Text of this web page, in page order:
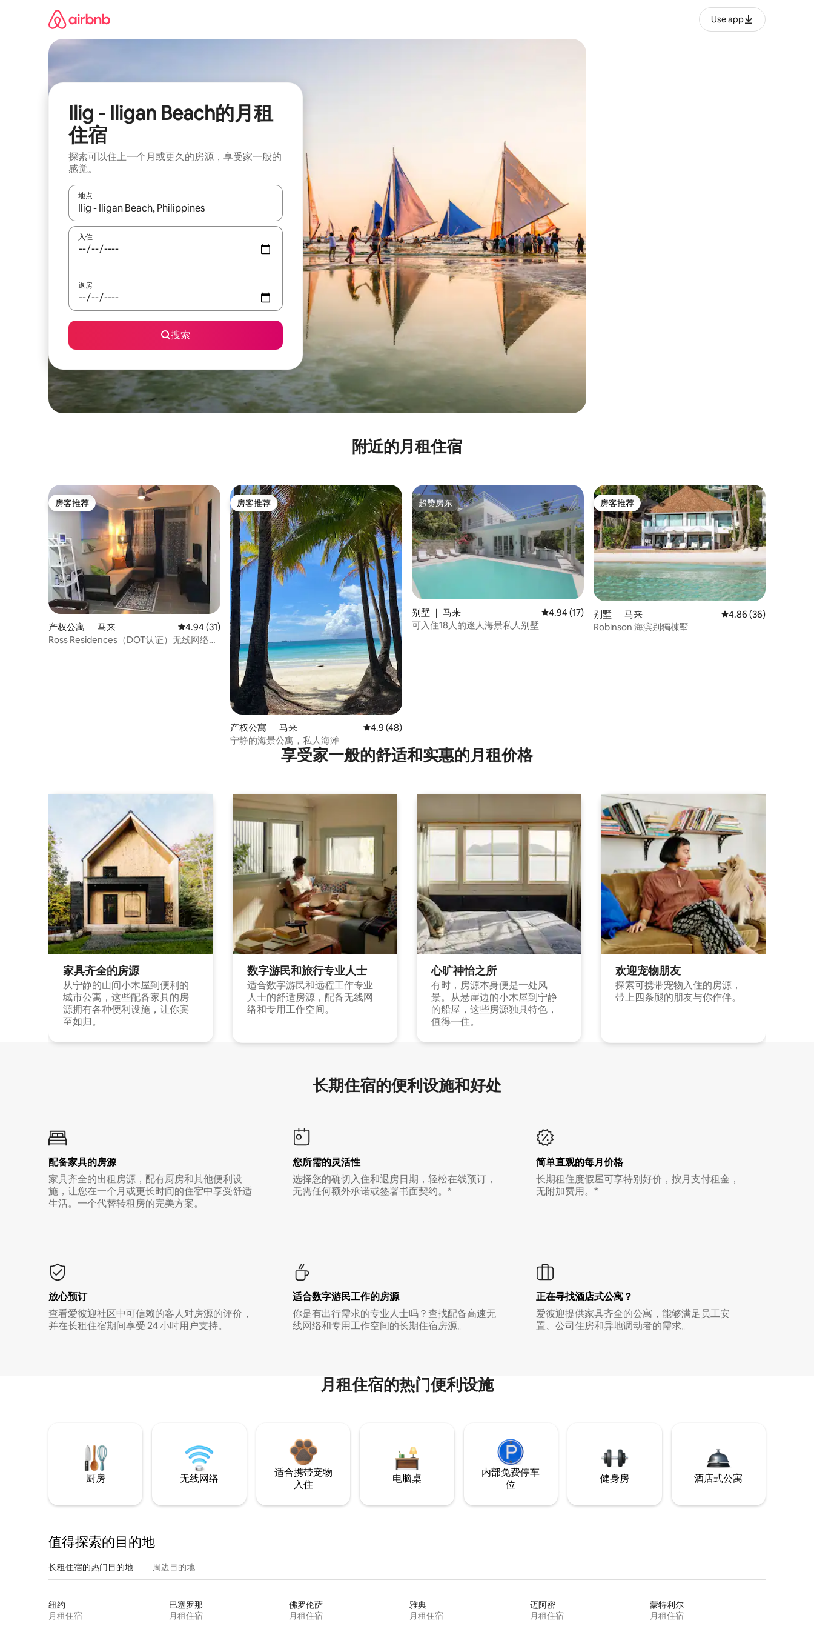
Use app
Ilig - Iligan Beach的月租
住宿
探索可以住上一个月或更久的房源，享受家一般的
感觉。
地点
如有搜索结果，请使用上下方向键查看，或通过点击或滑动手势浏览。
入住
退房
搜索
附近的月租住宿
房客推荐
房客推荐
产权公寓 ｜ 马来 平均评分 4.94 分（满分 5 分），共 31 条评价
4.94 (31)
Ross Residences（DOT认证）无线网络
房客推荐
房客推荐
产权公寓 ｜ 马来 平均评分 4.9 分（满分 5 分），共 48 条评价
4.9 (48)
宁静的海景公寓，私人海滩
超赞房东
超赞房东
别墅 ｜ 马来 平均评分 4.94 分（满分 5 分），共 17 条评价
4.94 (17)
可入住18人的迷人海景私人别墅
房客推荐
房客推荐
别墅 ｜ 马来 平均评分 4.86 分（满
4.86 (36)
Robinson 海滨别獨棟墅
享受家一般的舒适和实惠的月租价格
家具齐全的房源
从宁静的山间小木屋到便利的
城市公寓，这些配备家具的房
源拥有各种便利设施，让你宾
至如归。
数字游民和旅行专业人士
适合数字游民和远程工作专业
人士的舒适房源，配备无线网
络和专用工作空间。
心旷神怡之所
有时，房源本身便是一处风
景。从悬崖边的小木屋到宁静
的船屋，这些房源独具特色，
值得一住。
欢迎宠物朋友
探索可携带宠物入住的房源，
带上四条腿的朋友与你作伴。
长期住宿的便利设施和好处
配备家具的房源
家具齐全的出租房源，配有厨房和其他便利设
施，让您在一个月或更长时间的住宿中享受舒适
生活。一个代替转租房的完美方案。
您所需的灵活性
选择您的确切入住和退房日期，轻松在线预订，
无需任何额外承诺或签署书面契约。*
简单直观的每月价格
长期租住度假屋可享特别好价，按月支付租金，
无附加费用。*
放心预订
查看爱彼迎社区中可信赖的客人对房源的评价，
并在长租住宿期间享受 24 小时用户支持。
适合数字游民工作的房源
你是有出行需求的专业人士吗？查找配备高速无
线网络和专用工作空间的长期住宿房源。
正在寻找酒店式公寓？
爱彼迎提供家具齐全的公寓，能够满足员工安
置、公司住房和异地调动者的需求。
月租住宿的热门便利设施
厨房 无线网络
适合携带宠物
入住
电脑桌
内部免费停车
位
健身房 酒店式公寓
值得探索的目的地
长租住宿的热门目的地 周边目的地
纽约
月租住宿
巴塞罗那
月租住宿
佛罗伦萨
月租住宿
雅典
月租住宿
迈阿密
月租住宿
蒙特利尔
月租住宿